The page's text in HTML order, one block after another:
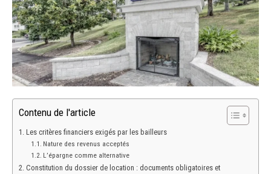
Contenu de l'article
Les critères financiers exigés par les bailleurs
Nature des revenus acceptés
L’épargne comme alternative
Constitution du dossier de location : documents obligatoires et